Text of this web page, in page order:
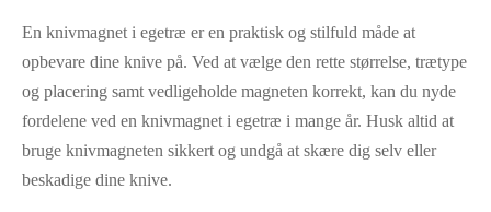
En knivmagnet i egetræ er en praktisk og stilfuld måde at
opbevare dine knive på. Ved at vælge den rette størrelse, trætype
og placering samt vedligeholde magneten korrekt, kan du nyde
fordelene ved en knivmagnet i egetræ i mange år. Husk altid at
bruge knivmagneten sikkert og undgå at skære dig selv eller
beskadige dine knive.